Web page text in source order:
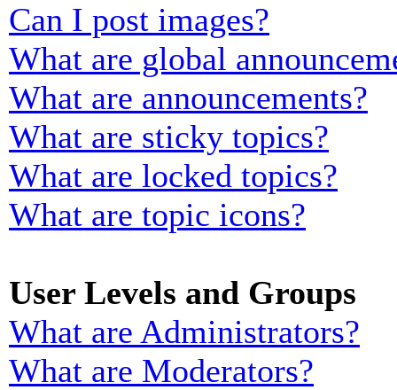
Can I post images?
What are global
What are announcements?
What are sticky topics?
What are locked topics?
What are topic icons?
User Levels and Groups
What are Administrators?
What are Moderators?